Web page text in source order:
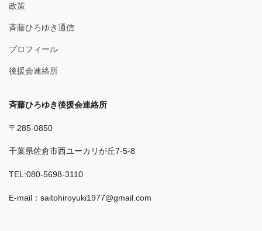
政策
斉藤ひろゆき通信
プロフィール
後援会連絡所
斉藤ひろゆき後援会連絡所
〒285-0850
千葉県佐倉市西ユーカリが丘7-5-8
TEL:080-5698-3110
E-mail：saitohiroyuki1977@gmail.com